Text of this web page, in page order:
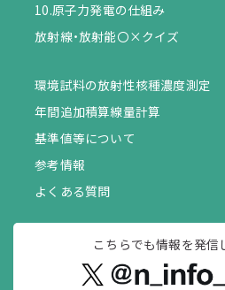
10.原子力発電の仕組み
放射線・放射能〇×クイズ
環境試料の放射性核種濃度測定
年間追加積算線量計算
基準値等について
参考情報
よくある質問
こちらでも情報を発信